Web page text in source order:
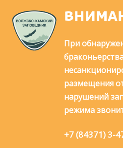
При
размещения
нарушений
режима
+7 (84371) 3-